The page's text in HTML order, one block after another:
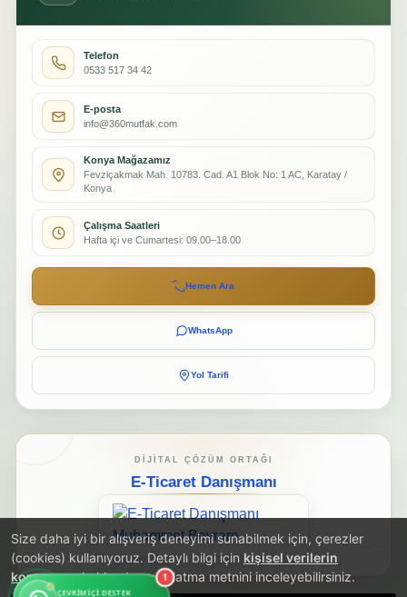
ÇEVRIMIÇI DESTEK
1
Size daha iyi bir alışveriş deneyimi sunabilmek için, çerezler
(cookies) kullanıyoruz. Detaylı bilgi için kişisel verilerin
korunmasıhakkında aydınlatma metnini inceleyebilirsiniz.
Telefon
0533 517 34 42
E-posta
info@360mutfak.com
Konya Mağazamız
Fevziçakmak Mah. 10783. Cad. A1 Blok No: 1 AC, Karatay /
Konya
Çalışma Saatleri
Hafta içi ve Cumartesi: 09.00–18.00
Hemen Ara
WhatsApp
Yol Tarifi
DIJITAL ÇÖZÜM ORTAĞI
E-Ticaret Danışmanı